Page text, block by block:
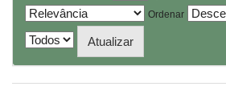
Ordenar